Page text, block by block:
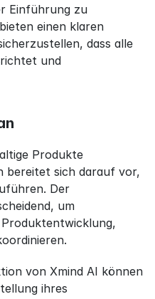
Einführung zu
einen klaren
dass alle
und
Produkte
bereitet sich darauf vor,
Der
um
von Xmind AI können
ihres